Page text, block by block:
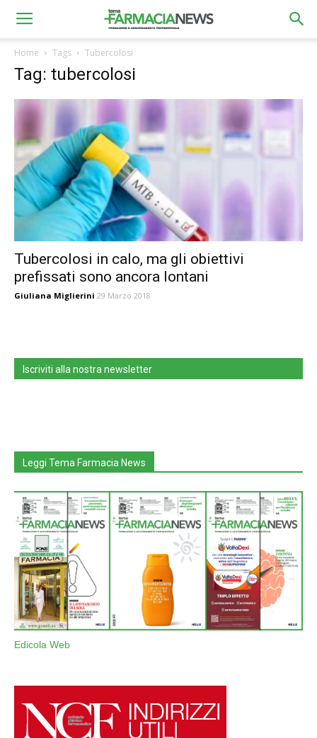
Home Tags Tubercolosi
Tag: tubercolosi
Tubercolosi in calo, ma gli obiettivi
prefissati sono ancora lontani
Giuliana Miglierini 29 Marzo 2018
Iscriviti alla nostra newsletter
Leggi Tema Farmacia News
Edicola Web